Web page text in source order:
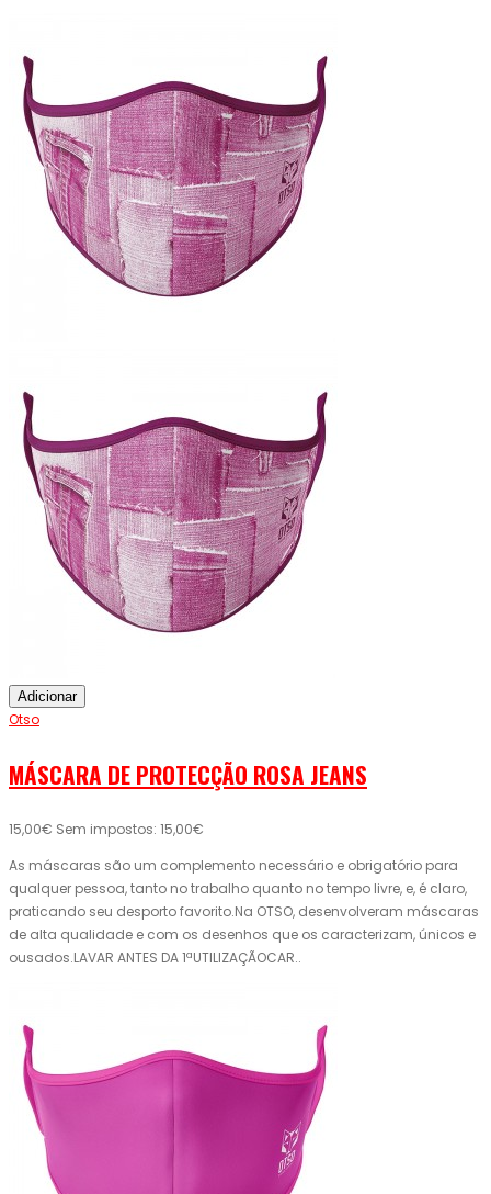
Adicionar
Otso
MÁSCARA DE PROTECÇÃO ROSA JEANS
15,00€ Sem impostos: 15,00€
As máscaras são um complemento necessário e obrigatório para
qualquer pessoa, tanto no trabalho quanto no tempo livre, e, é claro,
praticando seu desporto favorito.Na OTSO, desenvolveram máscaras
de alta qualidade e com os desenhos que os caracterizam, únicos e
ousados.LAVAR ANTES DA 1ªUTILIZAÇÃOCAR..